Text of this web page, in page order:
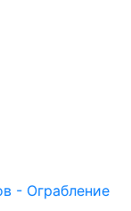
- Ограбление